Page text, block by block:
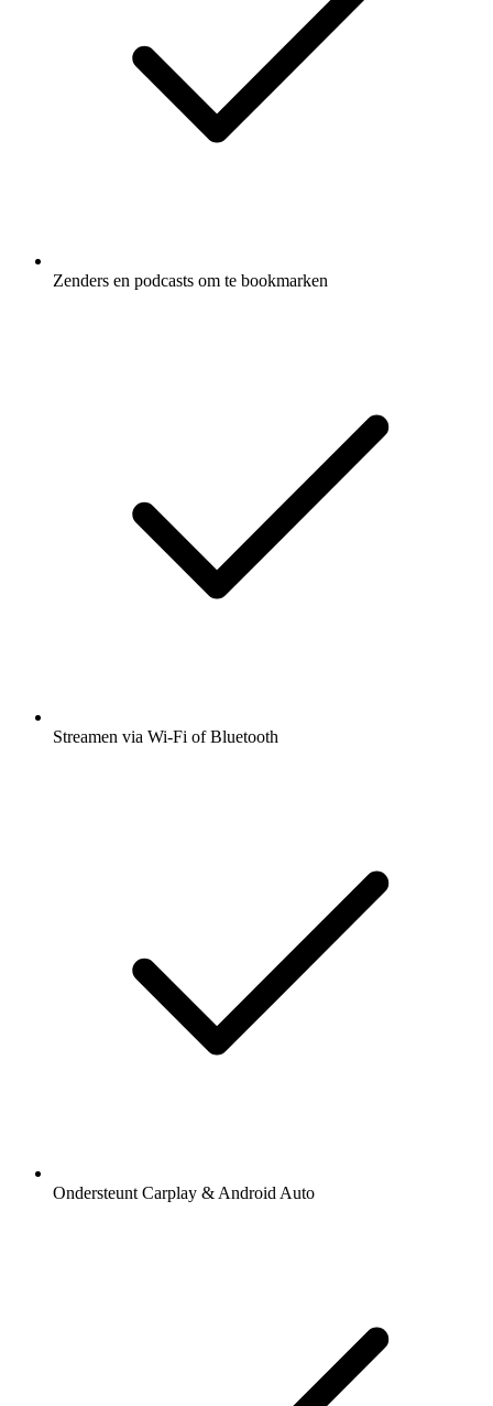
Zenders en podcasts om te bookmarken
Streamen via Wi-Fi of Bluetooth
Ondersteunt Carplay & Android Auto